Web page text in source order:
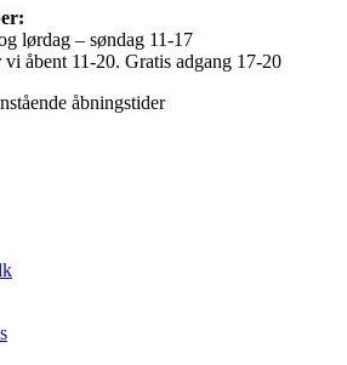
lørdag – søndag 11-17
vi åbent 11-20. Gratis adgang 17-20
åbningstider